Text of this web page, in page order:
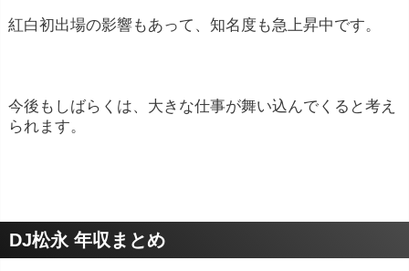
紅白初出場の影響もあって、知名度も急上昇中です。
今後もしばらくは、大きな仕事が舞い込んでくると考え
られます。
DJ松永 年収まとめ